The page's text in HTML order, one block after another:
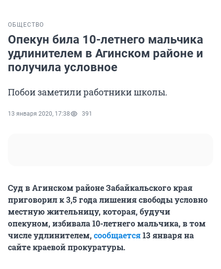
ОБЩЕСТВО
Опекун била 10-летнего мальчика
удлинителем в Агинском районе и
получила условное
Побои заметили работники школы.
13 января 2020, 17:38 391
Суд в Агинском районе Забайкальского края
приговорил к 3,5 года лишения свободы условно
местную жительницу, которая, будучи
опекуном, избивала 10-летнего мальчика, в том
числе удлинителем,сообщается13 января на
сайте краевой прокуратуры.